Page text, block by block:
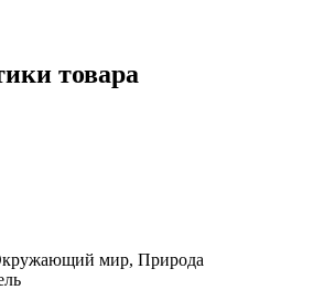
товара
мир, Природа